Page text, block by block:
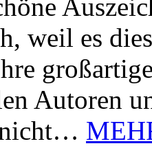
weil es
Autoren